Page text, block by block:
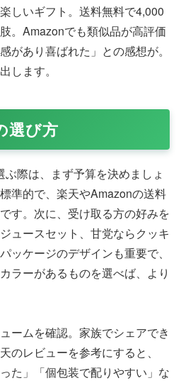
しいギフト。送料無料で4,000
。Amazonでも類似品が高評価
があり喜ばれた」との感想が。
します。
選び方
ぶ際は、まず予算を決めましょ
準的で、楽天やAmazonの送料
す。次に、受け取る方の好みを
ュースセット、甘党ならクッキ
ッケージのデザインも重要で、
ラーがあるものを選べば、より
ームを確認。家族でシェアでき
のレビューを参考にすると、
た」「個包装で配りやすい」な